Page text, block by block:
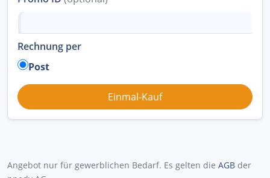
Rechnung per
Post
Angebot nur für gewerblichen Bedarf. Es gelten die AGB der